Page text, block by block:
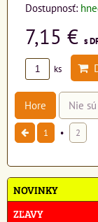
Dostupnosť:
7,15 € s
ks
Hore Nie
1 2
NOVINKY
ZĽAVY